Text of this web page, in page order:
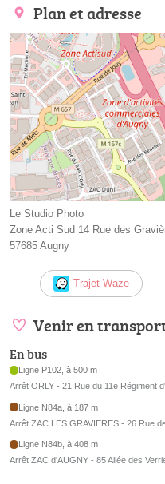
Plan et adresse
Le Studio Photo
Zone Acti Sud 14 Rue des
57685 Augny
Trajet Waze
Venir en
En bus
Ligne P102, à 500 m
Arrêt ORLY - 21 Rue du 11e Régiment
Ligne N84a, à 187 m
Arrêt ZAC LES GRAVIERES - 26 Rue
Ligne N84b, à 408 m
Arrêt ZAC d'AUGNY - 85 Allée des